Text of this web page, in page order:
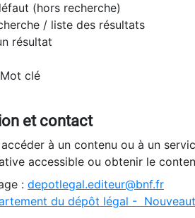
(hors recherche)
/ liste des résultats
résultat
clé
et contact
accéder à un contenu ou à un
accessible ou obtenir le
: depotlegal.editeur@bnf.fr
du dépôt légal -